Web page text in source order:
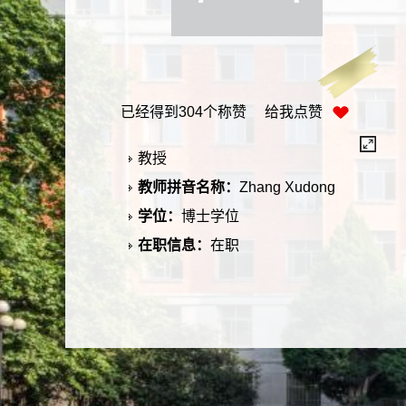
已经得到 304个称赞 给我点赞
教授
教师拼音名称： Zhang Xudong
学位： 博士学位
在职信息： 在职